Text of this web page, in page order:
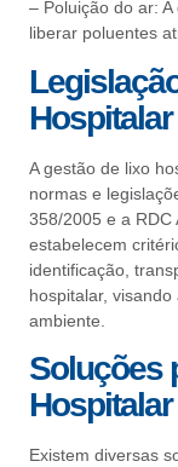
– Poluição do ar:
liberar poluentes
Hospitalar
A gestão de lixo
normas e
358/2005 e a RDC
estabelecem
identificação,
hospitalar,
ambiente.
Soluções
Hospitalar
Existem diversas